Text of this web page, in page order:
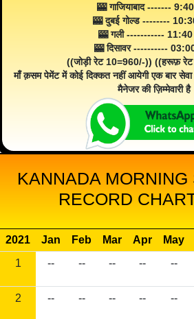
🎰 गाजियाबाद -------
🎰 दुबई गोल्ड --------
🎰 गली ----------- 11:40
🎰 दिसावर ----------
((जोड़ी रेट 10=960/-)) ((हरूफ़
माँ क़सम पेमेंट में कोई दिक्कत नहीं आयेगी एक बार
मैनेजर की ज़िम्मेवारी है
KANNADA MORNING
RECORD
2021 Jan Feb Mar Apr May
1
-- -- -- -- --
2 -- -- -- -- --